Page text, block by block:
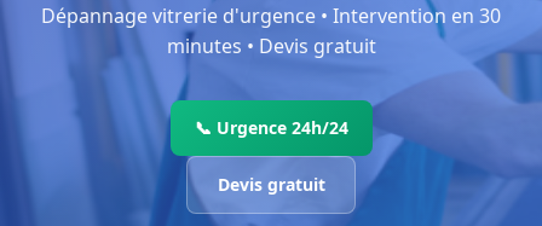
Dépannage vitrerie d'urgence • Intervention en 30
minutes • Devis gratuit
📞 Urgence 24h/24
Devis gratuit